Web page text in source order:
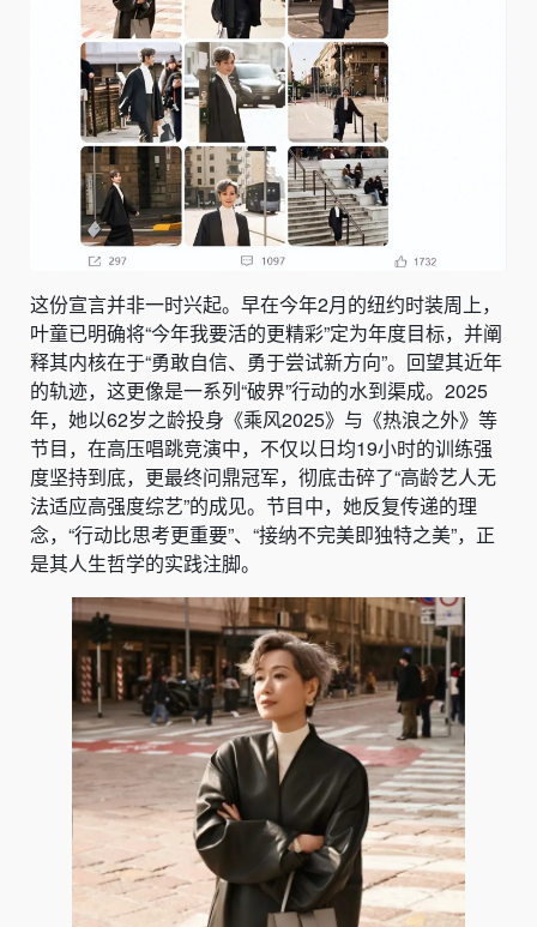
这份宣言并非一时兴起。早在今年2月的纽约时装周上，
叶童已明确将“今年我要活的更精彩”定为年度目标，并阐
释其内核在于“勇敢自信、勇于尝试新方向”。回望其近年
的轨迹，这更像是一系列“破界”行动的水到渠成。2025
年，她以62岁之龄投身《乘风2025》与《热浪之外》等
节目，在高压唱跳竞演中，不仅以日均19小时的训练强
度坚持到底，更最终问鼎冠军，彻底击碎了“高龄艺人无
法适应高强度综艺”的成见。节目中，她反复传递的理
念，“行动比思考更重要”、“接纳不完美即独特之美”，正
是其人生哲学的实践注脚。